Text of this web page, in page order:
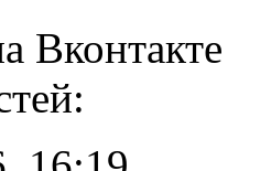
Вконтакте